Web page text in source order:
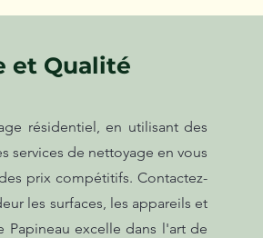
et Qualité
résidentiel, en utilisant des
services de nettoyage en vous
prix compétitifs. Contactez-
les surfaces, les appareils et
Papineau excelle dans l'art de